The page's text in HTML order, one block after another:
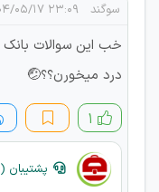
سوگند ۲۳:۰۹ ۱۴۰۴/۰۵/۱۷
خب این سوالات
درد میخورن؟؟🤕
۱